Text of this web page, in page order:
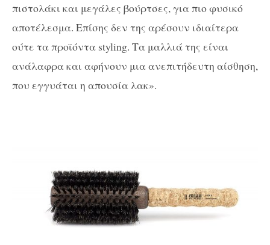
πιστολάκι και μεγάλες βούρτσες, για πιο φυσικό
αποτέλεσμα. Επίσης δεν της αρέσουν ιδιαίτερα
ούτε τα προϊόντα styling. Τα μαλλιά της είναι
ανάλαφρα και αφήνουν μια ανεπιτήδευτη αίσθηση,
που εγγυάται η απουσία λακ».